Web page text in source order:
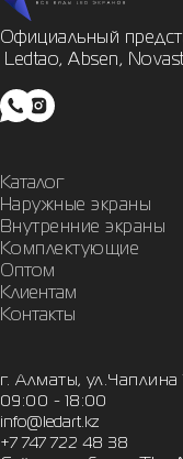
Официальный
Ledtao, Absen,
Каталог
Наружные экраны
Внутренние экраны
Комплектующие
Оптом
Клиентам
Контакты
г. Алматы, ул.Чаплина
09:00 - 18:00
info@ledart.kz
+7 747 722 48 38